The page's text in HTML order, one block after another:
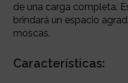
de una carga completa.
brindará un espacio
moscas.
Características: